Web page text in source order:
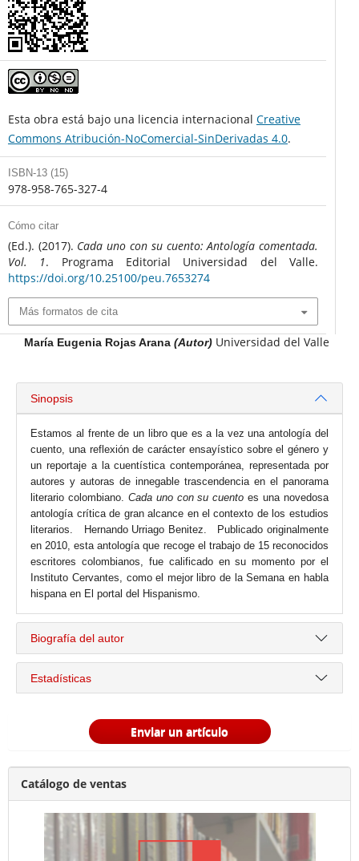
Esta obra está bajo una licencia internacional Creative
Commons Atribución-NoComercial-SinDerivadas 4.0.
ISBN-13 (15)
978-958-765-327-4
Cómo citar
(Ed.). (2017). Cada uno con su cuento: Antología comentada.
Vol. 1. Programa Editorial Universidad del Valle.
https://doi.org/10.25100/peu.7653274
Más formatos de cita
María Eugenia Rojas Arana (Autor) Universidad del Valle
Sinopsis
Estamos al frente de un libro que es a la vez una antología del
cuento, una reflexión de carácter ensayístico sobre el género y
un reportaje a la cuentística contemporánea, representada por
autores y autoras de innegable trascendencia en el panorama
literario colombiano.Cada uno con su cuento es una novedosa
antología crítica de gran alcance en el contexto de los estudios
literarios. Hernando Urriago Benitez. Publicado originalmente
en 2010, esta antología que recoge el trabajo de 15 reconocidos
escritores colombianos, fue calificado en su momento por el
Instituto Cervantes, como el mejor libro de la Semana en habla
hispana en El portal del Hispanismo.
Biografía del autor
Estadísticas
Enviar un artículo
Catálogo de ventas